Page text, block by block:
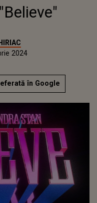
2024
în Google